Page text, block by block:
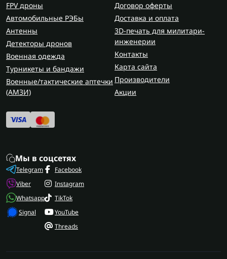
FPV дроны
Автомобильные РЭБы
Антенны
Детекторы дронов
Военная одежда
Турникеты и бандажи
Военные/тактические аптечки
(AMЗИ)
Договор оферты
Доставка и оплата
3D-печать для милитари-
инженерии
Контакты
Карта сайта
Производители
Акции
Мы в соцсетях
Telegram
Viber
Whatsapp
Signal
Facebook
Instagram
TikTok
YouTube
Threads